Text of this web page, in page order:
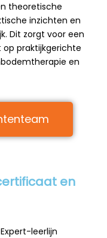
theoretische
inzichten en
Dit zorgt voor een
op praktijkgerichte
en
en
leerlijn